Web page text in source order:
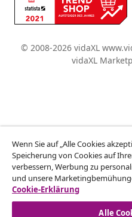
© 2008-2026 vidaXL
vidaXL
Wenn Sie auf „Alle Cookies
Speicherung von Cookies auf
verbessern, Werbung zu
und unsere
Cookie-Erklärung
Alle